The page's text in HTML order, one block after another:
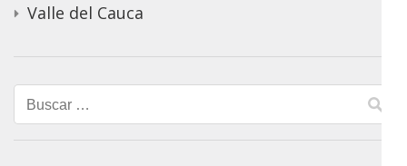
Valle del Cauca
Buscar: